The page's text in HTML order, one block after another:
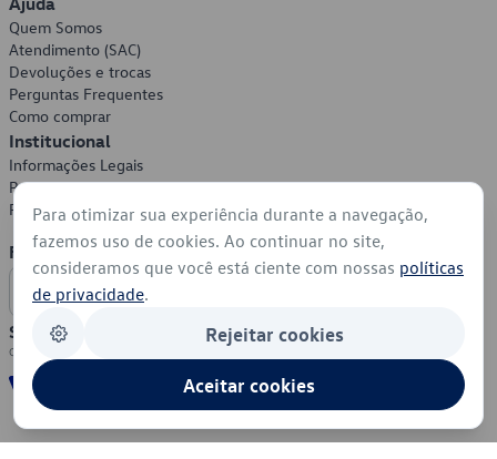
Quem Somos
Atendimento (SAC)
Devoluções e trocas
Perguntas Frequentes
Como comprar
Institucional
Informações Legais
Política de Privacidade
Política de Cookies
Formas de Pagamento
Segurança
Para otimizar sua experiência durante a navegação,
fazemos uso de cookies. Ao continuar no site,
consideramos que você está ciente com nossas políticas
de privacidade.
Rejeitar cookies
Aceitar cookies